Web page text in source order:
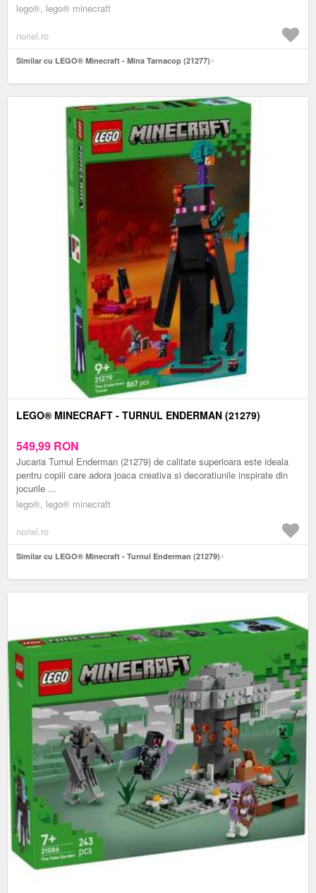
lego®, lego® minecraft
noriel.ro
Similar cu LEGO® Minecraft - Mina Tarnacop (21277)
LEGO® MINECRAFT - TURNUL ENDERMAN (21279)
549,99 RON
Jucaria Turnul Enderman (21279) de calitate superioara este ideala
pentru copiii care adora joaca creativa si decoratiunile inspirate din
jocurile ...
lego®, lego® minecraft
noriel.ro
Similar cu LEGO® Minecraft - Turnul Enderman (21279)